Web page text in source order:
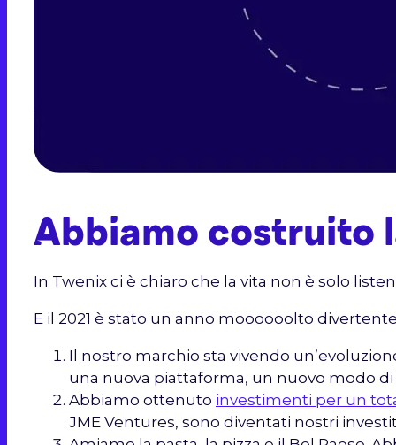
Abbiamo costruito
In Twenix ci è chiaro che la vita non è solo
E il 2021 è stato un anno moooooolto
Il nostro marchio sta vivendo
una nuova piattaforma, un nuovo modo
Abbiamo ottenuto investimenti per un
JME Ventures, sono diventati nostri